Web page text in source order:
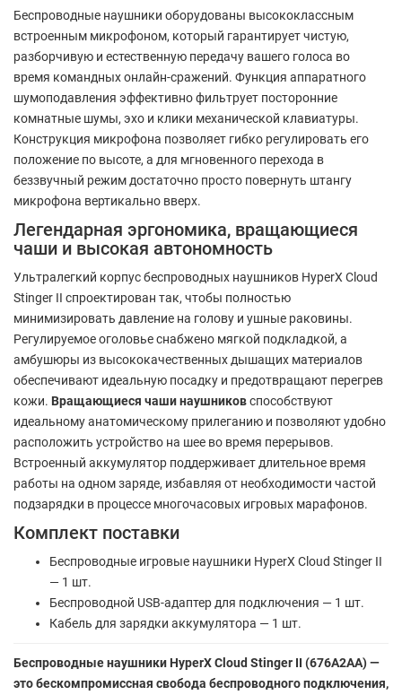
Беспроводные наушники оборудованы высококлассным
встроенным микрофоном, который гарантирует чистую,
разборчивую и естественную передачу вашего голоса во
время командных онлайн-сражений. Функция аппаратного
шумоподавления эффективно фильтрует посторонние
комнатные шумы, эхо и клики механической клавиатуры.
Конструкция микрофона позволяет гибко регулировать его
положение по высоте, а для мгновенного перехода в
беззвучный режим достаточно просто повернуть штангу
микрофона вертикально вверх.
Легендарная эргономика, вращающиеся
чаши и высокая автономность
Ультралегкий корпус беспроводных наушников HyperX Cloud
Stinger II спроектирован так, чтобы полностью
минимизировать давление на голову и ушные раковины.
Регулируемое оголовье снабжено мягкой подкладкой, а
амбушюры из высококачественных дышащих материалов
обеспечивают идеальную посадку и предотвращают перегрев
кожи. Вращающиеся чаши наушниковспособствуют
идеальному анатомическому прилеганию и позволяют удобно
расположить устройство на шее во время перерывов.
Встроенный аккумулятор поддерживает длительное время
работы на одном заряде, избавляя от необходимости частой
подзарядки в процессе многочасовых игровых марафонов.
Комплект поставки
Беспроводные игровые наушники HyperX Cloud Stinger II
— 1 шт.
Беспроводной USB-адаптер для подключения — 1 шт.
Кабель для зарядки аккумулятора — 1 шт.
Беспроводные наушники HyperX Cloud Stinger II (676A2AA) —
это бескомпромиссная свобода беспроводного подключения,